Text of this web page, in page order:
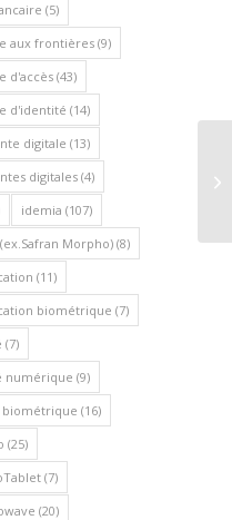
(5)
aux frontières(9)
d'accès(43)
d'identité (14)
digitale (13)
digitales (4)
idemia (107)
Morpho) (8)
(11)
biométrique (7)
(7)
numérique (9)
(16)
(25)
(7)
(20)